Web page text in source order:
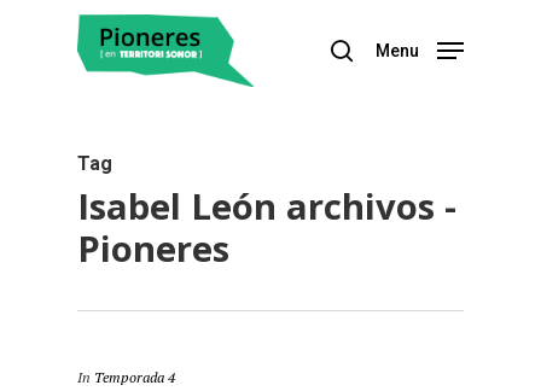
Menu
Tag
Isabel León archivos -
Pioneres
In Temporada 4